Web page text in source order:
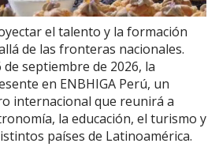
el talento y la formación
de las fronteras nacionales.
septiembre de 2026, la
en ENBHIGA Perú, un
internacional que reunirá a
la educación, el turismo y
países de Latinoamérica.